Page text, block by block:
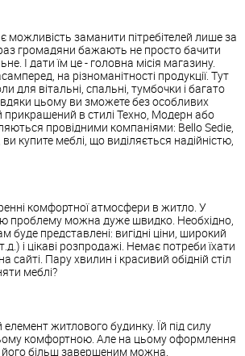
заманити пітребітелей лише за
громадяни бажають не просто бачити
І дати їм це - головна місія магазину.
на різноманітності продукції. Тут
для вітальні, спальні, тумбочки і багато
цьому ви зможете без особливих
в стилі Техно, Модерн або
провідними компаніями: Bello Sedie,
купите меблі, що виділяється надійністю,
комфортної атмосфери в житло. У
проблему можна дуже швидко. Необхідно,
буде представлені: вигідні ціни, широкий
і цікаві розпродажі. Немає потреби їхати
Пару хвилин і красивий обідній стіл
меблі?
житлового будинку. Їй під силу
комфортною. Але на цьому оформлення
його більш завершеним можна,